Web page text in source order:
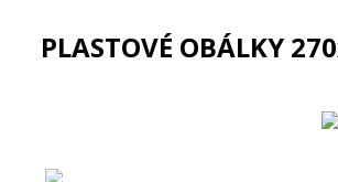
PLASTOVÉ OBÁLKY